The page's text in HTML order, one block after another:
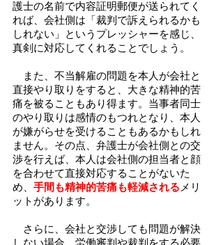
護士の名前で内容証明郵便が送られてく
れば、会社側は「裁判で訴えられるかも
しれない」というプレッシャーを感じ、
真剣に対応してくれることでしょう。
また、不当解雇の問題を本人が会社と
直接やり取りをすると、大きな精神的苦
痛を被ることもあり得ます。当事者同士
のやり取りは感情のもつれとなり、本人
が嫌がらせを受けることもあるかもしれ
ません。その点、弁護士が会社側との交
渉を行えば、本人は会社側の担当者と顔
を合わせて直接対応することがないた
め、 手間も精神的苦痛も軽減されるメリ
ットがあります。
さらに、会社と交渉しても問題が解決